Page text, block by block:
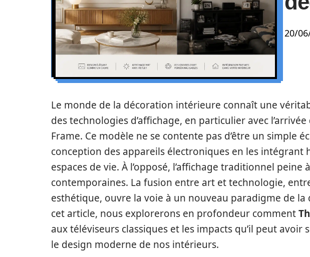
20/
Le monde de la décoration intérieure connaît une
des technologies d’affichage, en particulier avec
Frame. Ce modèle ne se contente pas d’être un simple
conception des appareils électroniques en les intégrant
espaces de vie. À l’opposé, l’affichage traditionnel peine
contemporaines. La fusion entre art et technologie,
esthétique, ouvre la voie à un nouveau paradigme de
cet article, nous explorerons en profondeur comment
aux téléviseurs classiques et les impacts qu’il peut avoir
le design moderne de nos intérieurs.